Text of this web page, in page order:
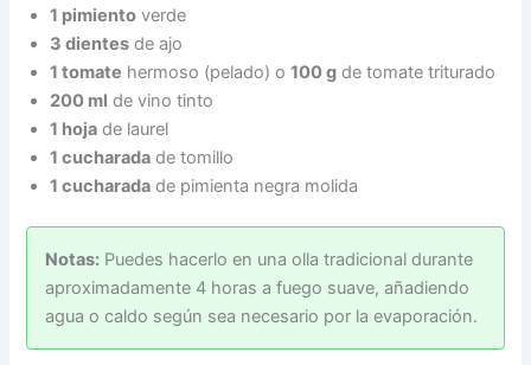
1 pimiento verde
3 dientes de ajo
1 tomate hermoso (pelado) o100 g de tomate triturado
200 ml de vino tinto
1 hoja de laurel
1 cucharada de tomillo
1 cucharada de pimienta negra molida
Notas: Puedes hacerlo en una olla tradicional durante
aproximadamente 4 horas a fuego suave, añadiendo
agua o caldo según sea necesario por la evaporación.